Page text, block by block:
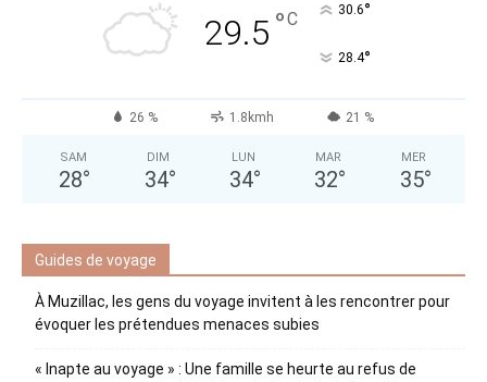
29.5 °C 30.6°
28.4°
26 % 1.8kmh 21 %
SAM
28°
DIM
34°
LUN
34°
MAR
32°
MER
35°
Guides de voyage
À Muzillac, les gens du voyage invitent à les rencontrer pour
évoquer les prétendues menaces subies
« Inapte au voyage » : Une famille se heurte au refus de